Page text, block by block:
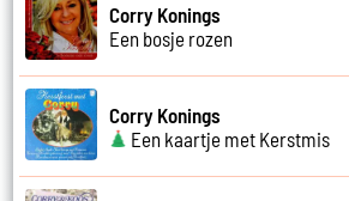
Corry Konings
Een bosje rozen
Corry Konings
Een kaartje met Kerstmis